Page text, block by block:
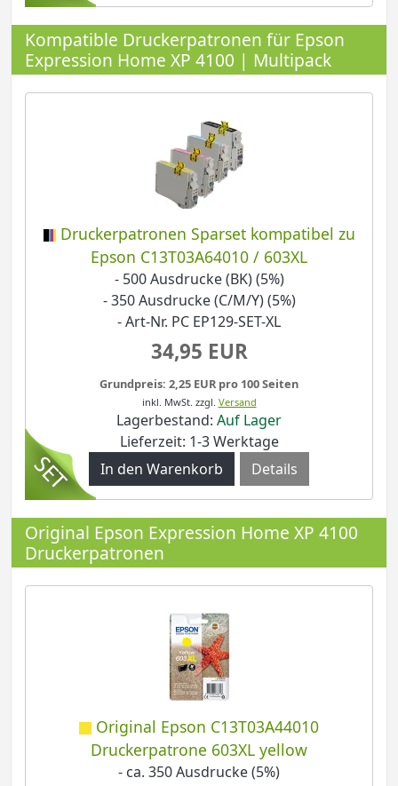
Kompatible Druckerpatronen für Epson
Expression Home XP 4100 | Multipack
Druckerpatronen Sparset kompatibel zu
Epson C13T03A64010 / 603XL
- 500 Ausdrucke (BK) (5%)
- 350 Ausdrucke (C/M/Y) (5%)
- Art-Nr. PC EP129-SET-XL
34,95 EUR
Grundpreis: 2,25 EUR pro 100 Seiten
inkl. MwSt. zzgl. Versand
Lagerbestand: Auf Lager
Lieferzeit: 1-3 Werktage
Details
Original Epson Expression Home XP 4100
Druckerpatronen
Original Epson C13T03A44010
Druckerpatrone 603XL yellow
- ca. 350 Ausdrucke (5%)